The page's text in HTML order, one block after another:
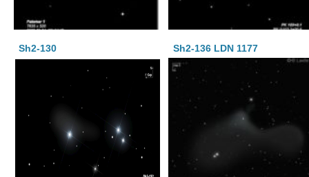
Sh2-130 Sh2-136 LDN 1177